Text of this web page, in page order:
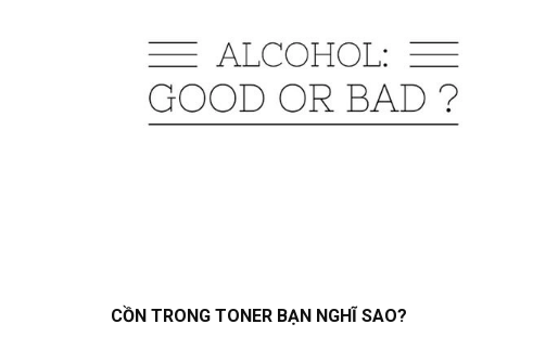
CỒN TRONG TONER BẠN NGHĨ SAO?